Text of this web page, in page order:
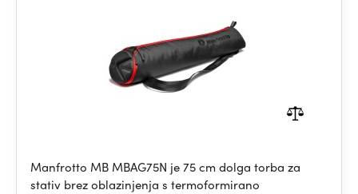
Manfrotto MB MBAG75N je 75 cm dolga torba za
stativ brez oblazinjenja s termoformirano